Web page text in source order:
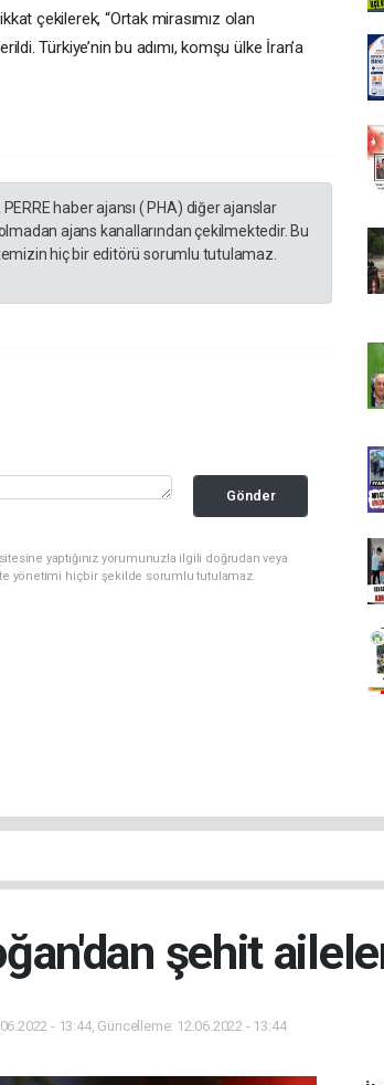
çekilerek, “Ortak mirasımız olan
Türkiye’nin bu adımı, komşu ülke İran’a
haber ajansı ( PHA) diğer ajanslar
ajans kanallarından çekilmektedir. Bu
hiç bir editörü sorumlu tutulamaz.
Gönder
yaptığınız yorumunuzla ilgili doğrudan veya
yönetimi hiçbir şekilde sorumlu tutulamaz.
şehit
- 13:44, Güncelleme: 12.06.2022 - 13:44